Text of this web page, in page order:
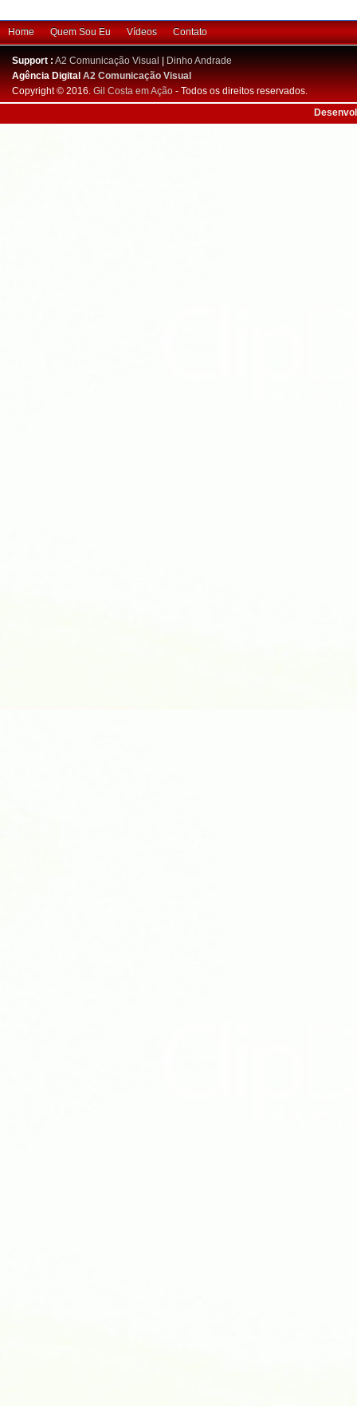
Home Quem Sou Eu Vídeos Contato
Support : A2 Comunicação Visual | Dinho Andrade
Agência DigitalA2 Comunicação Visual
Copyright © 2016. Gil Costa em Ação - Todos os direitos reservados.